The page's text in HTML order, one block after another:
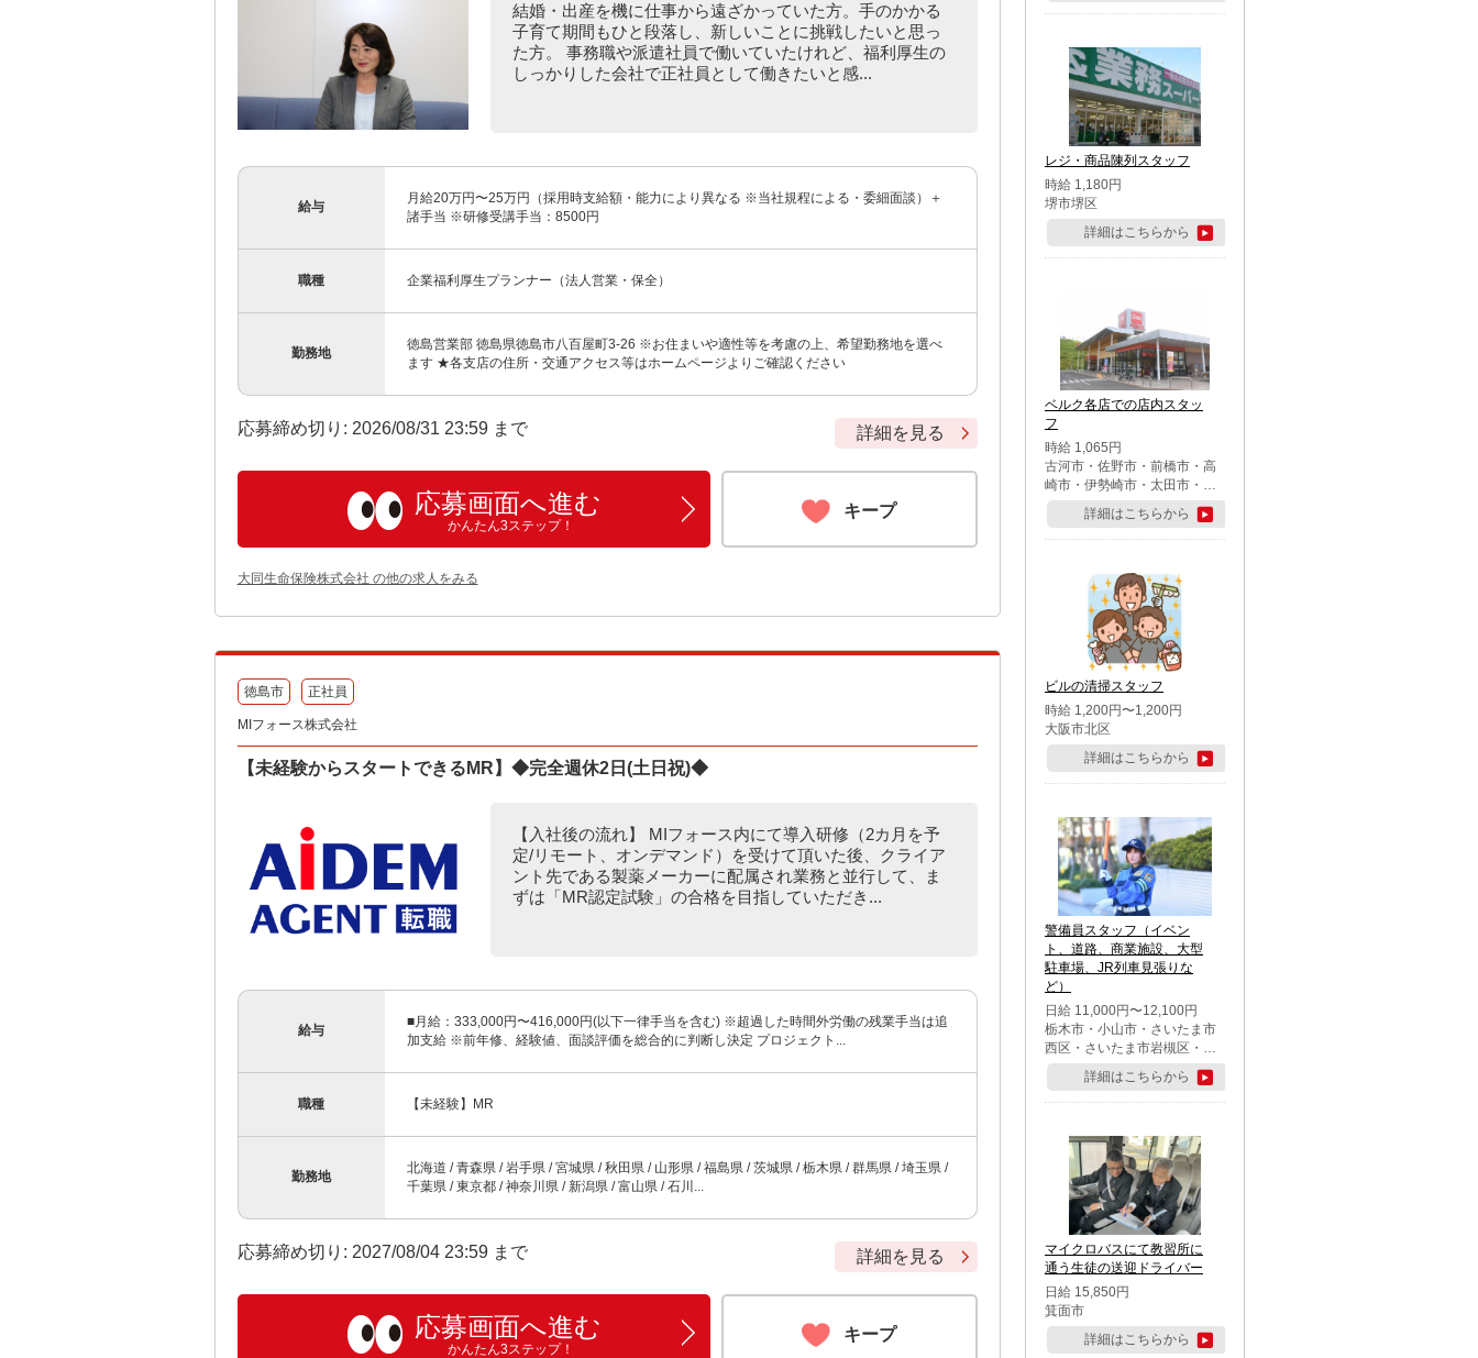
結婚・出産を機に仕事から遠ざかっていた方。手のかかる
子育て期間もひと段落し、新しいことに挑戦したいと思っ
た方。 事務職や派遣社員で働いていたけれど、福利厚生の
しっかりした会社で正社員として働きたいと感...
給与
月給20万円〜25万円（採用時支給額・能力により異なる ※当社規程による・委細面談）＋
諸手当 ※研修受講手当：8500円
職種 企業福利厚生プランナー（法人営業・保全）
勤務地
徳島営業部 徳島県徳島市八百屋町3-26 ※お住まいや適性等を考慮の上、希望勤務地を選べ
ます ★各支店の住所・交通アクセス等はホームページよりご確認ください
応募締め切り: 2026/08/31 23:59 まで 詳細を見る
応募画面へ進む
かんたん3ステップ！
キープ
大同生命保険株式会社 の他の求人をみる
徳島市 正社員
MIフォース株式会社
【未経験からスタートできるMR】◆完全週休2日(土日祝)◆
【入社後の流れ】 MIフォース内にて導入研修（2カ月を予
定/リモート、オンデマンド）を受けて頂いた後、クライア
ント先である製薬メーカーに配属され業務と並行して、ま
ずは「MR認定試験」の合格を目指していただき...
給与
■月給：333,000円〜416,000円(以下一律手当を含む) ※超過した時間外労働の残業手当は追
加支給 ※前年修、経験値、面談評価を総合的に判断し決定 プロジェクト...
職種 【未経験】MR
勤務地
北海道 / 青森県 / 岩手県 / 宮城県 / 秋田県 / 山形県 / 福島県 / 茨城県 / 栃木県 / 群馬県 / 埼玉県 /
千葉県 / 東京都 / 神奈川県 / 新潟県 / 富山県 / 石川...
応募締め切り: 2027/08/04 23:59 まで 詳細を見る
応募画面へ進む
かんたん3ステップ！
キープ
レジ・商品陳列スタッフ
時給 1,180円
堺市堺区
詳細はこちらから
ベルク各店での店内スタッ
フ
時給 1,065円
古河市・佐野市・前橋市・高
崎市・伊勢崎市・太田市・館
林市・藤岡市・大泉町・さい
たま市北区・川越市・熊谷
市・行田市・秩父市・所沢
市・鶴ケ島市・千葉市中央
区・市川市・松戸市・習志野
市・柏市・流山市・八千代
市・足立区・江戸川区・八王
子市・町田市
詳細はこちらから
ビルの清掃スタッフ
時給 1,200円〜1,200円
大阪市北区
詳細はこちらから
警備員スタッフ（イベン
ト、道路、商業施設、大型
駐車場、JR列車見張りな
ど）
日給 11,000円〜12,100円
栃木市・小山市・さいたま市
西区・さいたま市岩槻区・久
喜市・蓮田市
詳細はこちらから
マイクロバスにて教習所に
通う生徒の送迎ドライバー
日給 15,850円
箕面市
詳細はこちらから